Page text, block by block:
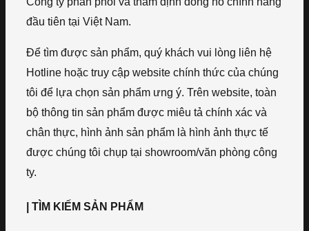
đầu tiên tại Việt Nam.
Để tìm được sản phẩm, quý khách vui lòng liên hệ
Hotline hoặc truy cập website chính thức của chúng
tôi để lựa chọn sản phẩm ưng ý. Trên website, toàn
bộ thông tin sản phẩm được miêu tả chính xác và
chân thực, hình ảnh sản phẩm là hình ảnh thực tế
được chúng tôi chụp tại showroom/văn phòng công
ty.
| TÌM KIẾM SẢN PHẨM